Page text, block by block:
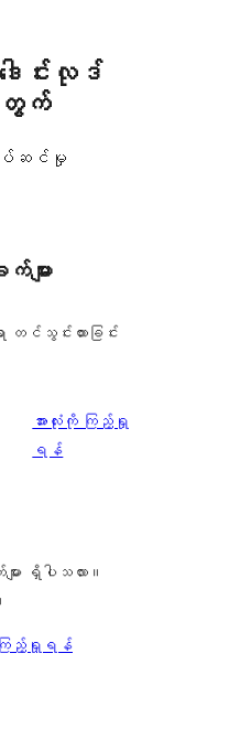
ါင်းလုဒ်
တွက်
ပ်ဆင်မှု
ျား
သွင်းထားခြင်း
သုံးသပ်
ချက်
အားလုံးကို ကြည့်ရှု
ရန်
ား ရှိပါသလား။
ကြည့်ရှုရန်